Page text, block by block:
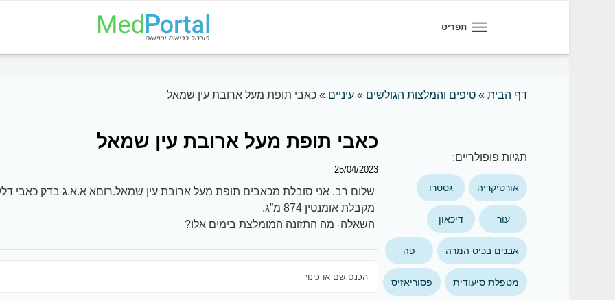
תפריט
דף הבית» טיפים והמלצות הגולשים » עיניים » כאבי תופת מעל ארובת עין שמאל
תגיות פופולריים:
אורטיקריה גסטרו
עור דיכאון
אבנים בכיס המרה פה
מטפלת סיעודית פסוריאזיס
כאבי תופת מעל ארובת עין שמאל
25/04/2023
שלום רב. אני סובלת מכאבים תופת מעל ארובת עין שמאל.רוםא א.א.ג בדק כאבי
מקבלת אומנטין 874 מ”ג.
השאלה- מה התזונה המומלצת בימים אלו?